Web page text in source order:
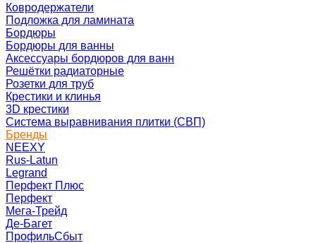
Ковродержатели
Подложка для ламината
Бордюры
Бордюры для ванны
Аксессуары бордюров для ванн
Решётки радиаторные
Розетки для труб
Крестики и клинья
3D крестики
Система выравнивания плитки (СВП)
Бренды
NEEXY
Rus-Latun
Legrand
Перфект Плюс
Перфект
Мега-Трейд
Де-Багет
ПрофильСбыт